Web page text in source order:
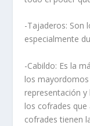
-Tajaderos: Son
especialmente
-Cabildo: Es la
los
representación y
los cofrades
cofrades tienen